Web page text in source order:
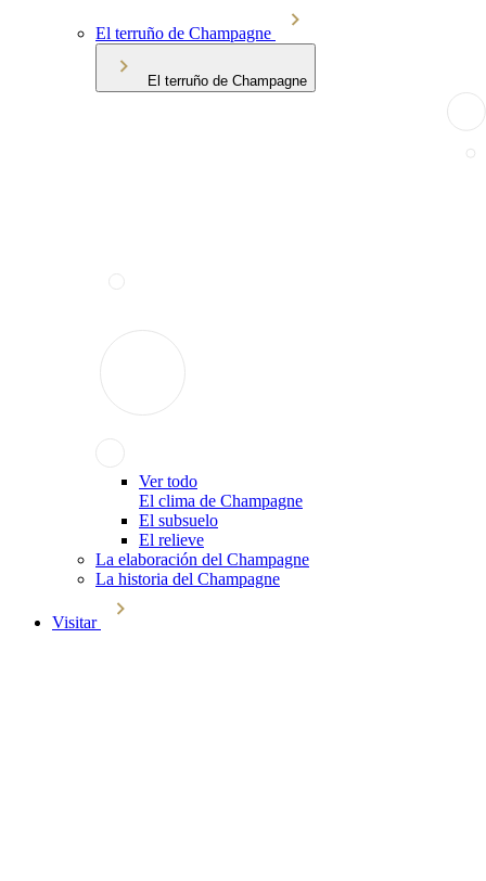
El terruño de Champagne
El terruño de Champagne
Ver todo
El clima de Champagne
El subsuelo
El relieve
La elaboración del Champagne
La historia del Champagne
Visitar